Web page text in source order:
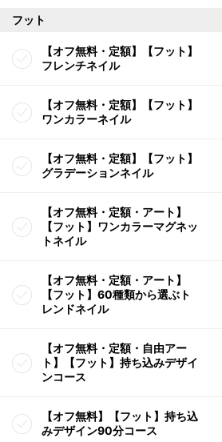
フット
【オフ無料・定額】【フット】
フレンチネイル
【オフ無料・定額】【フット】
ワンカラーネイル
【オフ無料・定額】【フット】
グラデーションネイル
【オフ無料・定額・アート】
【フット】ワンカラーマグネッ
トネイル
【オフ無料・定額・アート】
【フット】60種類から選ぶト
レンドネイル
【オフ無料・定額・自由アー
ト】【フット】持ち込みデザイ
ンコース
【オフ無料】【フット】持ち込
みデザイン90分コース